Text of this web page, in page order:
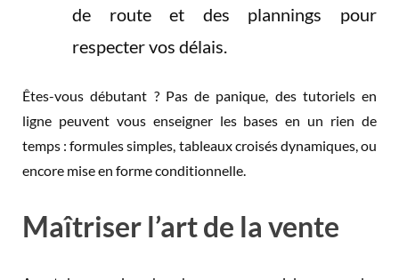
de route et des plannings pour
respecter vos délais.
Êtes-vous débutant ? Pas de panique, des tutoriels en
ligne peuvent vous enseigner les bases en un rien de
temps : formules simples, tableaux croisés dynamiques, ou
encore mise en forme conditionnelle.
Maîtriser l’art de la vente